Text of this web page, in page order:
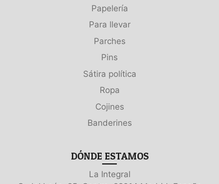
Papelería
Para llevar
Parches
Pins
Sátira política
Ropa
Cojines
Banderines
DÓNDE ESTAMOS
La Integral